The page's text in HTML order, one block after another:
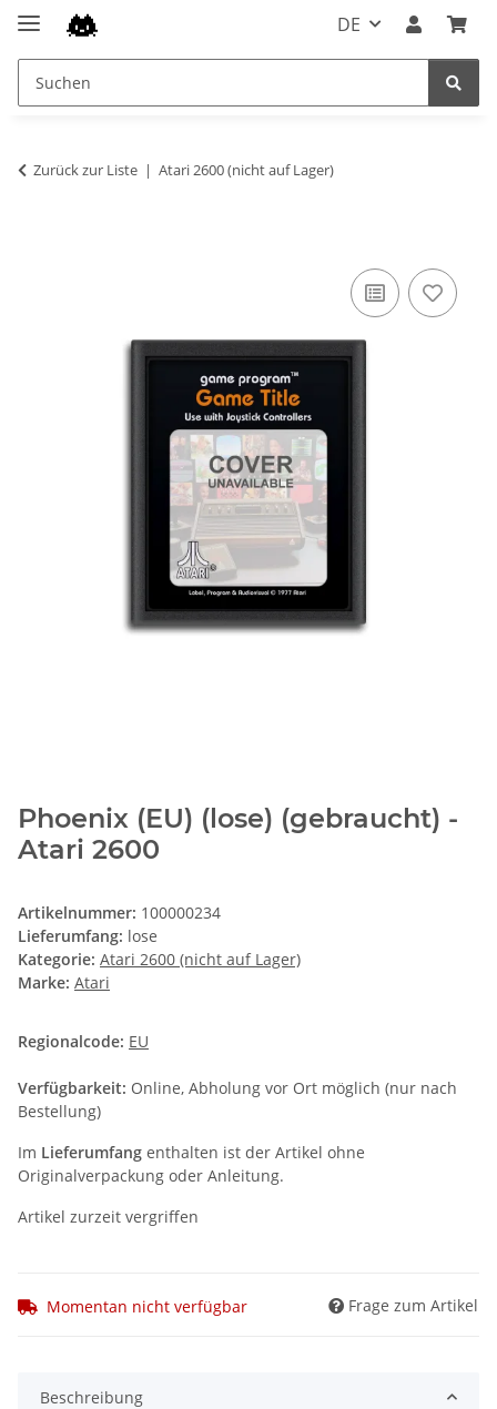
DE
Zurück zur Liste Atari 2600 (nicht auf Lager)
Phoenix (EU) (lose) (gebraucht) -
Atari 2600
Artikelnummer: 100000234
Lieferumfang: lose
Kategorie: Atari 2600 (nicht auf Lager)
Marke: Atari
Regionalcode: EU
Verfügbarkeit: Online, Abholung vor Ort möglich (nur nach
Bestellung)
Im Lieferumfang enthalten ist der Artikel ohne
Originalverpackung oder Anleitung.
Artikel zurzeit vergriffen
Momentan nicht verfügbar Frage zum Artikel
Beschreibung